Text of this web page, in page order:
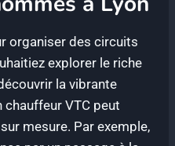
organiser des circuits
explorer le riche
la vibrante
VTC peut
mesure. Par exemple,